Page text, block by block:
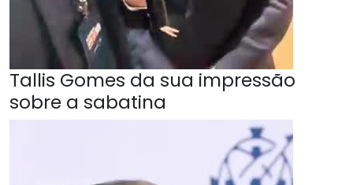
Tallis Gomes da sua impressão
sobre a sabatina